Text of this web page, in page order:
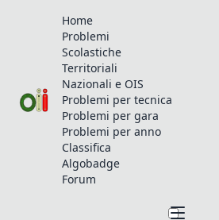
Home
Problemi
Scolastiche
Territoriali
Nazionali e OIS
Problemi per tecnica
Problemi per gara
Problemi per anno
Classifica
Algobadge
Forum